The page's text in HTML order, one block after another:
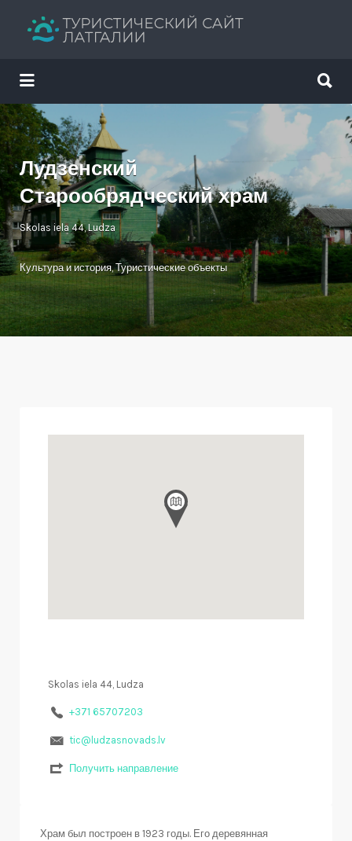
Путеводитель твоего отдыха
Искать:
Лудзенский
Старообрядческий храм
Skolas iela 44, Ludza
Культура и история,Туристические объекты
Skolas iela 44, Ludza
+371 65707203
tic@ludzasnovads.lv
Получить направление
Храм был построен в 1923 годы. Его деревянная